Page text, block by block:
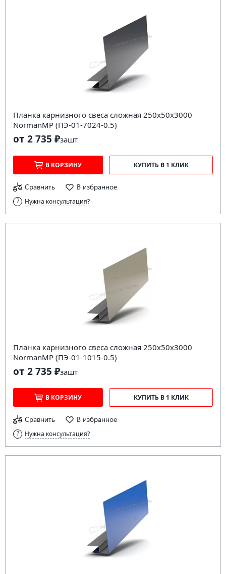
Планка карнизного свеса сложная 250х50х3000
NormanMP (ПЭ-01-7024-0.5)
от 2 735 ₽зашт
В КОРЗИНУ КУПИТЬ В 1 КЛИК
Сравнить В избранное
Нужна консультация?
Планка карнизного свеса сложная 250х50х3000
NormanMP (ПЭ-01-1015-0.5)
от 2 735 ₽зашт
В КОРЗИНУ КУПИТЬ В 1 КЛИК
Сравнить В избранное
Нужна консультация?